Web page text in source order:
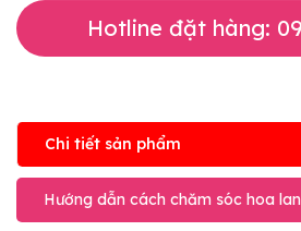
Hotline đặt hàng:
Chi tiết sản phẩm
Hướng dẫn cách chăm sóc hoa